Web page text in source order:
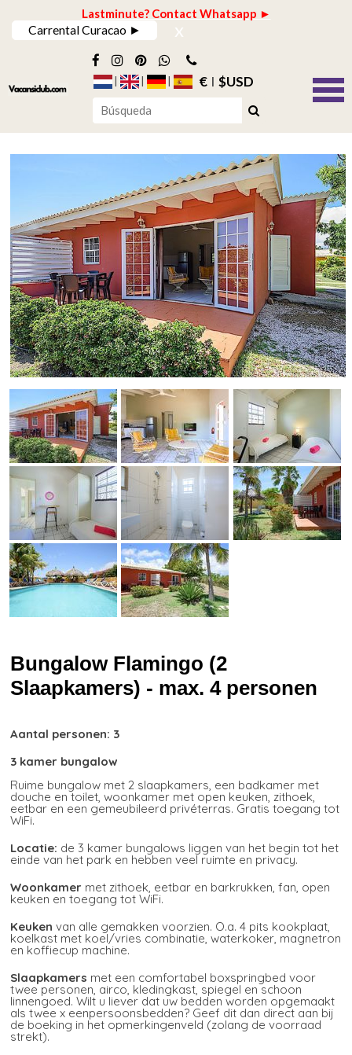
Lastminute? Contact Whatsapp ►
Carrental Curacao ► x
€ $USD
Bungalow Flamingo (2
Slaapkamers) - max. 4 personen
Aantal personen: 3
3 kamer bungalow
Ruime bungalow met 2 slaapkamers, een badkamer met
douche en toilet, woonkamer met open keuken, zithoek,
eetbar en een gemeubileerd privéterras. Gratis toegang tot
WiFi.
Locatie: de 3 kamer bungalows liggen van het begin tot het
einde van het park en hebben veel ruimte en privacy.
Woonkamer met zithoek, eetbar en barkrukken, fan, open
keuken en toegang tot WiFi.
Keukenvan alle gemakken voorzien. O.a. 4 pits kookplaat,
koelkast met koel/vries combinatie, waterkoker, magnetron
en koffiecup machine.
Slaapkamers met een comfortabel boxspringbed voor
twee personen, airco, kledingkast, spiegel en schoon
linnengoed. Wilt u liever dat uw bedden worden opgemaakt
als twee x eenpersoonsbedden? Geef dit dan direct aan bij
de boeking in het opmerkingenveld (zolang de voorraad
strekt).